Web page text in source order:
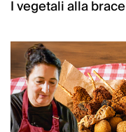
I vegetali alla